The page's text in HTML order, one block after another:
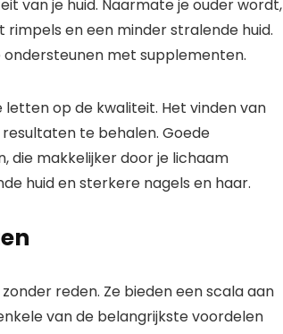
van je huid. Naarmate je ouder wordt,
en een minder stralende huid.
met supplementen.
op de kwaliteit. Het vinden van
te behalen. Goede
makkelijker door je lichaam
huid en sterkere nagels en haar.
reden. Ze bieden een scala aan
van de belangrijkste voordelen